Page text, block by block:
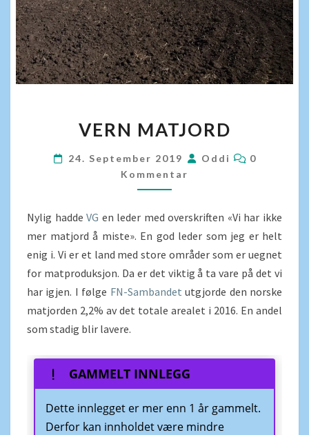
MATJORD
VERN MATJORD
24. September 2019 Oddi
0
Kommentar
Nylig haddeVG en leder med overskriften «Vi har ikke
mer matjord å miste». En god leder som jeg er helt
enig i. Vi er et land med store områder som er uegnet
for matproduksjon. Da er det viktig å ta vare på det vi
har igjen. I følge FN-Sambandet utgjorde den norske
matjorden 2,2% av det totale arealet i 2016. En andel
som stadig blir lavere.
GAMMELT INNLEGG
Dette innlegget er mer enn 1 år gammelt.
Derfor kan innholdet være mindre